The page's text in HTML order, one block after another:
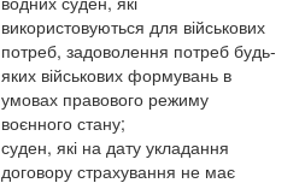
використовуються для військових
потреб, задоволення потреб будь-
яких військових формувань в
умовах правового режиму
воєнного стану;
суден, які на дату укладання
договору страхування не має